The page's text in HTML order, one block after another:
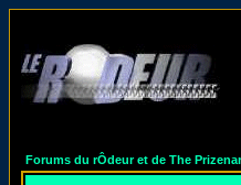
Forums du rÔdeur et de The